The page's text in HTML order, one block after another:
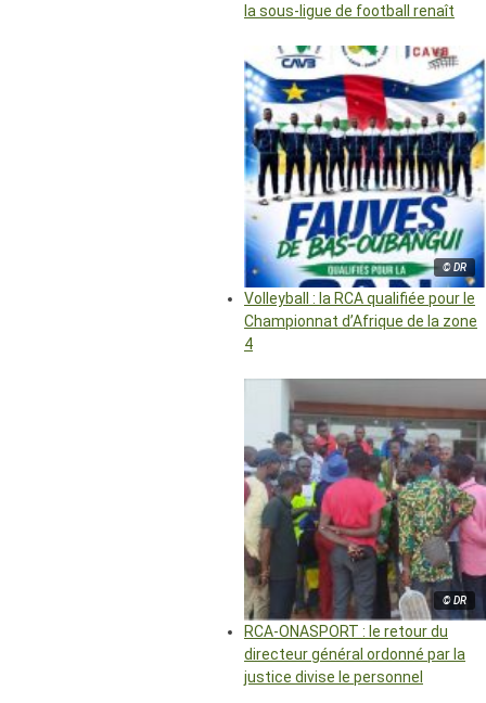
la sous-ligue de football renaît
© DR
Volleyball : la RCA qualifiée pour le
Championnat d’Afrique de la zone
4
© DR
RCA-ONASPORT : le retour du
directeur général ordonné par la
justice divise le personnel